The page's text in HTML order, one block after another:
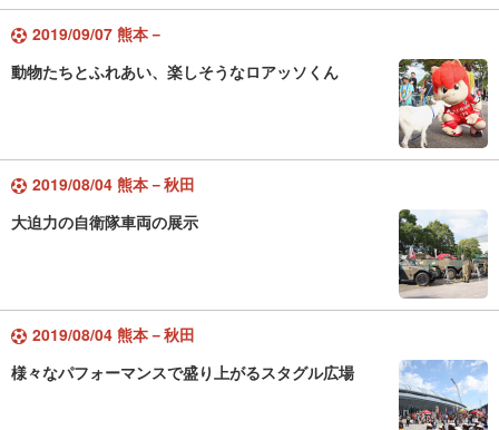
2019/09/07 熊本－
動物たちとふれあい、楽しそうなロアッソくん
2019/08/04 熊本－秋田
大迫力の自衛隊車両の展示
2019/08/04 熊本－秋田
様々なパフォーマンスで盛り上がるスタグル広場